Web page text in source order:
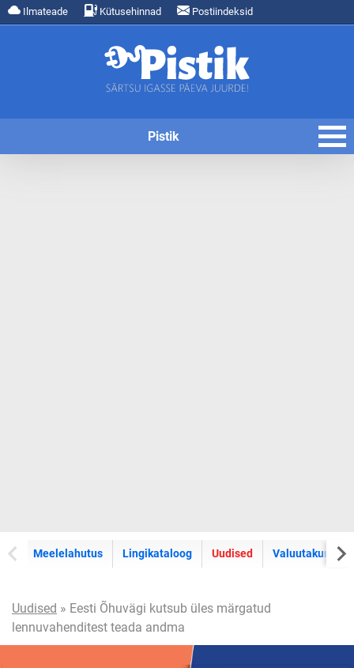
Ilmateade Kütusehinnad Postiindeksid
Pistik
Meelelahutus Lingikataloog Uudised Valuutakursid
Uudised » Eesti Õhuvägi kutsub üles märgatud
lennuvahenditest teada andma